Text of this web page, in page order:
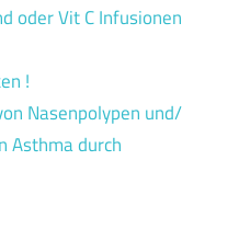
oder Vit C Infusionen
!
Nasenpolypen und/
Asthma durch